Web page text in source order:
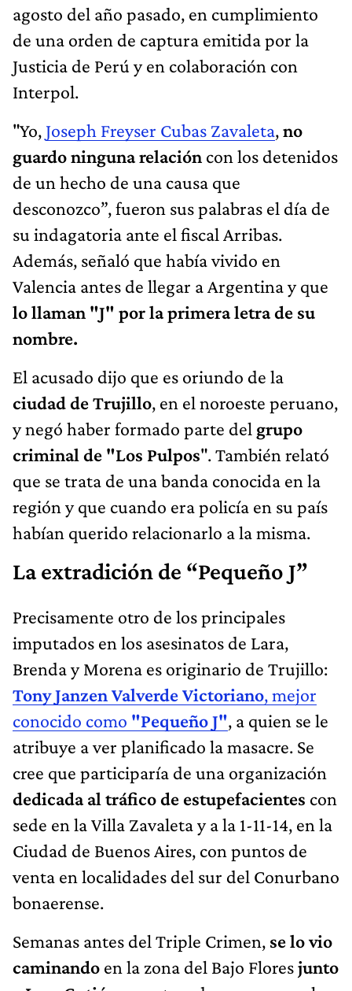
agosto del año pasado, en cumplimiento
de una orden de captura emitida por la
Justicia de Perú y en colaboración con
Interpol.
"Yo, Joseph Freyser Cubas Zavaleta,no
guardo ninguna relación con los detenidos
de un hecho de una causa que
desconozco”, fueron sus palabras el día de
su indagatoria ante el fiscal Arribas.
Además, señaló que había vivido en
Valencia antes de llegar a Argentina y que
lo llaman "J" por la primera letra de su
nombre.
El acusado dijo que es oriundo de la
ciudad de Trujillo, en el noroeste peruano,
y negó haber formado parte del grupo
criminal de "Los Pulpos". También relató
que se trata de una banda conocida en la
región y que cuando era policía en su país
habían querido relacionarlo a la misma.
La extradición de “Pequeño J”
Precisamente otro de los principales
imputados en los asesinatos de Lara,
Brenda y Morena es originario de Trujillo:
Tony Janzen Valverde Victoriano, mejor
conocido como "Pequeño J", a quien se le
atribuye a ver planificado la masacre. Se
cree que participaría de una organización
dedicada al tráfico de estupefacientes con
sede en la Villa Zavaleta y a la 1-11-14, en la
Ciudad de Buenos Aires, con puntos de
venta en localidades del sur del Conurbano
bonaerense.
Semanas antes del Triple Crimen, se lo vio
caminando en la zona del Bajo Floresjunto